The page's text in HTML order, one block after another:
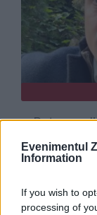
Evenimentul
Information
If you wish to
processing of
Rețeaua